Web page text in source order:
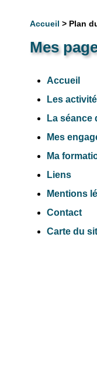
Accueil > Plan
Mes
Accueil
Les
La séance
Mes
Ma
Liens
Mentions
Contact
Carte du